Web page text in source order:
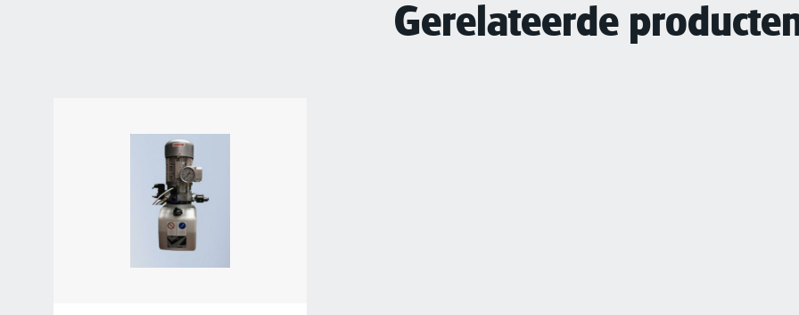
Gerelateerde